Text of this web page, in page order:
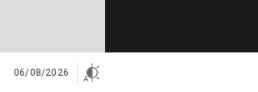
06/08/2026